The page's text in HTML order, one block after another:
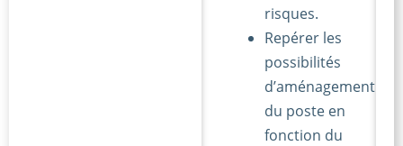
risques.
Repérer les
possibilités
d’aménagement
du poste en
fonction du